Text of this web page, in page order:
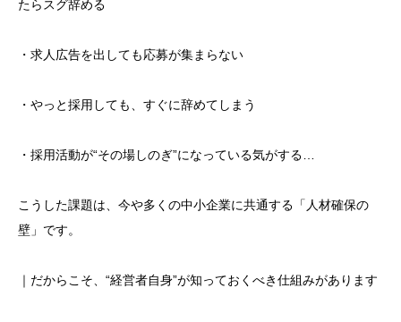
たらスグ辞める
・求人広告を出しても応募が集まらない
・やっと採用しても、すぐに辞めてしまう
・採用活動が“その場しのぎ”になっている気がする…
こうした課題は、今や多くの中小企業に共通する「人材確保の
壁」です。
｜だからこそ、“経営者自身”が知っておくべき仕組みがあります